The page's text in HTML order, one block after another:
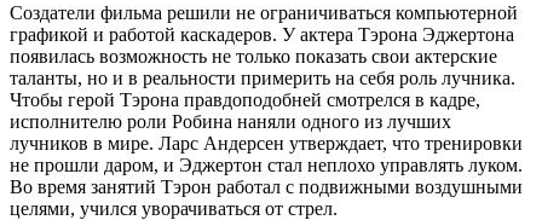
Создатели фильма решили не ограничиваться компьютерной
графикой и работой каскадеров. У актера Тэрона Эджертона
появилась возможность не только показать свои актерские
таланты, но и в реальности примерить на себя роль лучника.
Чтобы герой Тэрона правдоподобней смотрелся в кадре,
исполнителю роли Робина наняли одного из лучших
лучников в мире. Ларс Андерсен утверждает, что тренировки
не прошли даром, и Эджертон стал неплохо управлять луком.
Во время занятий Тэрон работал с подвижными воздушными
целями, учился уворачиваться от стрел.